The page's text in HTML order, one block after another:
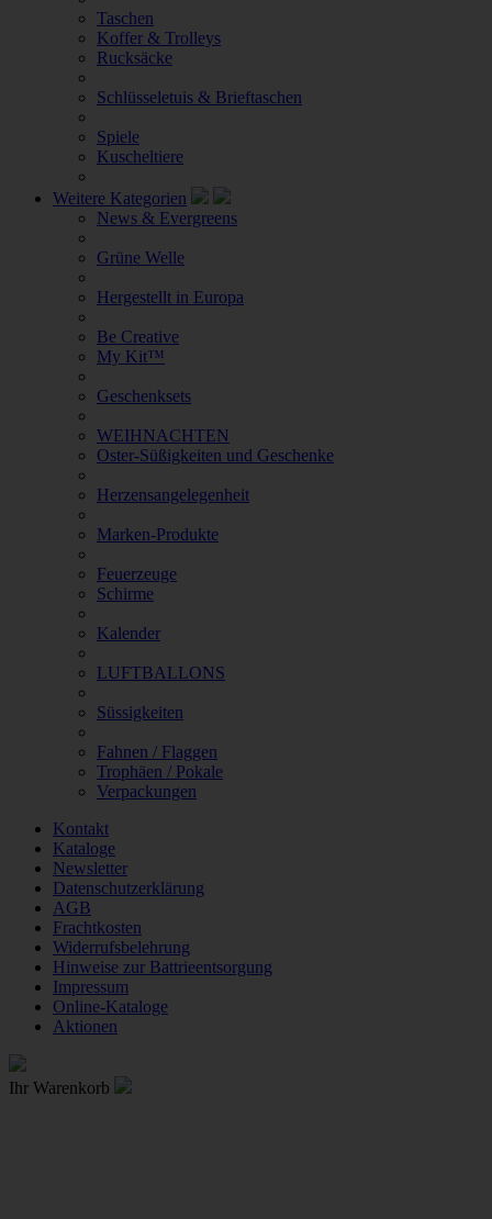
Taschen
Koffer & Trolleys
Rucksäcke
Schlüsseletuis & Brieftaschen
Spiele
Kuscheltiere
Weitere Kategorien
News & Evergreens
Grüne Welle
Hergestellt in Europa
Be Creative
My Kit™
Geschenksets
WEIHNACHTEN
Oster-Süßigkeiten und Geschenke
Herzensangelegenheit
Marken-Produkte
Feuerzeuge
Schirme
Kalender
LUFTBALLONS
Süssigkeiten
Fahnen / Flaggen
Trophäen / Pokale
Verpackungen
Kontakt
Kataloge
Newsletter
Datenschutzerklärung
AGB
Frachtkosten
Widerrufsbelehrung
Hinweise zur Battrieentsorgung
Impressum
Online-Kataloge
Aktionen
Ihr Warenkorb